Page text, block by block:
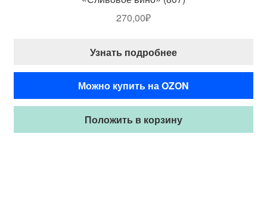
270,00₽
Узнать подробнее
Можно купить на OZON
Положить в корзину